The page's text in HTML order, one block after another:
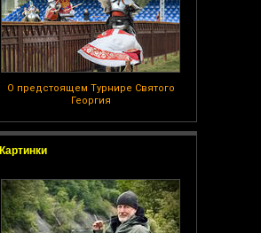
О предстоящем Турнире Святого
Георгия
Картинки